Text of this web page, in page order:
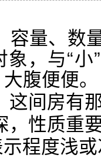
量、数
，与“
腹便便。
间房有
性质重
程度浅